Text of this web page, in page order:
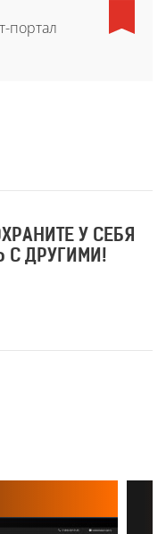
портал
У СЕБЯ
С ДРУГИМИ!